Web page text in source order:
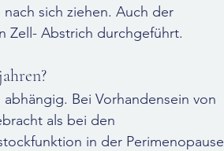
sich ziehen. Auch der
Zell- Abstrich durchgeführt.
Bei Vorhandensein von
als bei den
in der Perimenopause